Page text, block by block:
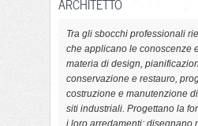
ARCHITETTO
Tra gli sbocchi professionali
che applicano le conoscenze
materia di design,
conservazione e restauro,
costruzione e manutenzione
siti industriali. Progettano la